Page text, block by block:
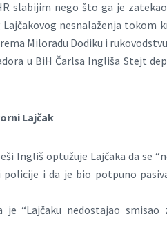
slabijim nego što ga je
nesnalaženja tokom
Miloradu Dodiku i
u BiH Čarlsa Ingliša Stejt
Lajčak
Ingliš optužuje Lajčaka da se
i da je bio potpuno
je “Lajčaku nedostajao